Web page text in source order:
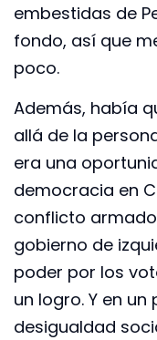
embestidas de
fondo, así que
poco.
Además, había
allá de la
era una
democracia en
conflicto
gobierno de
poder por los
un logro. Y en
desigualdad